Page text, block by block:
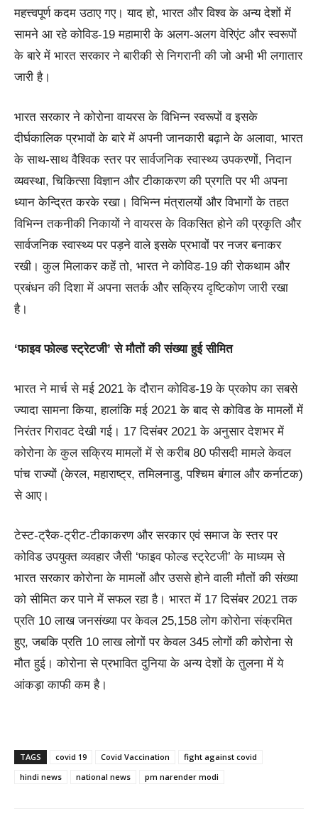
महत्त्वपूर्ण कदम उठाए गए। याद हो, भारत और विश्व के अन्य देशों में
सामने आ रहे कोविड-19 महामारी के अलग-अलग वेरिएंट और स्वरूपों
के बारे में भारत सरकार ने बारीकी से निगरानी की जो अभी भी लगातार
जारी है।
भारत सरकार ने कोरोना वायरस के विभिन्न स्वरूपों व इसके
दीर्घकालिक प्रभावों के बारे में अपनी जानकारी बढ़ाने के अलावा, भारत
के साथ-साथ वैश्विक स्तर पर सार्वजनिक स्वास्थ्य उपकरणों, निदान
व्यवस्था, चिकित्सा विज्ञान और टीकाकरण की प्रगति पर भी अपना
ध्यान केन्द्रित करके रखा। विभिन्न मंत्रालयों और विभागों के तहत
विभिन्न तकनीकी निकायों ने वायरस के विकसित होने की प्रकृति और
सार्वजनिक स्वास्थ्य पर पड़ने वाले इसके प्रभावों पर नजर बनाकर
रखी। कुल मिलाकर कहें तो, भारत ने कोविड-19 की रोकथाम और
प्रबंधन की दिशा में अपना सतर्क और सक्रिय दृष्टिकोण जारी रखा
है।
‘फाइव फोल्ड स्ट्रेटजी’ से मौतों की संख्या हुई सीमित
भारत ने मार्च से मई 2021 के दौरान कोविड-19 के प्रकोप का सबसे
ज्यादा सामना किया, हालांकि मई 2021 के बाद से कोविड के मामलों में
निरंतर गिरावट देखी गई। 17 दिसंबर 2021 के अनुसार देशभर में
कोरोना के कुल सक्रिय मामलों में से करीब 80 फीसदी मामले केवल
पांच राज्यों (केरल, महाराष्ट्र, तमिलनाडु, पश्चिम बंगाल और कर्नाटक)
से आए।
टेस्ट-ट्रैक-ट्रीट-टीकाकरण और सरकार एवं समाज के स्तर पर
कोविड उपयुक्त व्यवहार जैसी ‘फाइव फोल्ड स्ट्रेटजी’ के माध्यम से
भारत सरकार कोरोना के मामलों और उससे होने वाली मौतों की संख्या
को सीमित कर पाने में सफल रहा है। भारत में 17 दिसंबर 2021 तक
प्रति 10 लाख जनसंख्या पर केवल 25,158 लोग कोरोना संक्रमित
हुए, जबकि प्रति 10 लाख लोगों पर केवल 345 लोगों की कोरोना से
मौत हुई। कोरोना से प्रभावित दुनिया के अन्य देशों के तुलना में ये
आंकड़ा काफी कम है।
TAGS covid 19 Covid Vaccination
fight against covid
hindi news
national news pm narender modi